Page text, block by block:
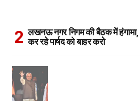
लखनऊ नगर निगम की बैठक में हंगामा,
कर रहे पार्षद को बाहर करो